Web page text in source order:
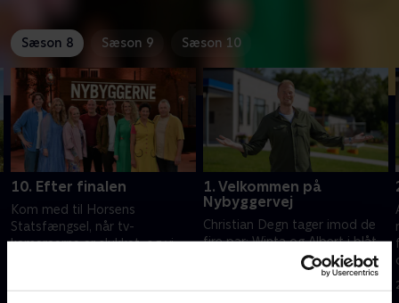
Sæson 8 Sæson 9 Sæson 10
10. Efter finalen
Kom med til Horsens
Statsfængsel, når tv-
kameraerne er slukket, og vi
Hvordan har de det lige nu?.
1. Velkommen på
Nybyggervej
Christian Degn tager imod de
fire par: Winta og Albert i blåt
hus, Camilla og Mads i gult hus,
Nibras og Obaid i rødt hus og
Isabella og Naphtali i grønt hus.